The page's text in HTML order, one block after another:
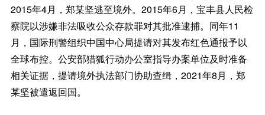
2015年4月，郑某坚逃至境外。2015年6月，宝丰县人民检
察院以涉嫌非法吸收公众存款罪对其批准逮捕。同年11
月，国际刑警组织中国中心局提请对其发布红色通报予以
全球布控。公安部猎狐行动办公室指导办案单位及时准备
相关证据，提请境外执法部门协助查缉，2021年8月，郑
某坚被遣返回国。